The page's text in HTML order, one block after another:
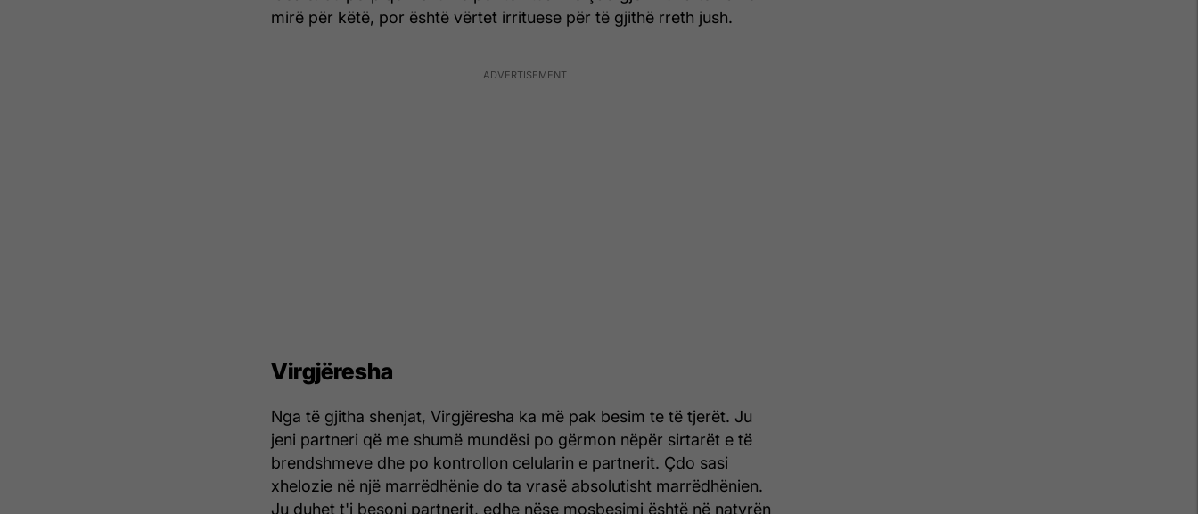
mirë për këtë, por është vërtet irrituese për të gjithë rreth jush.
Virgjëresha
Nga të gjitha shenjat, Virgjëresha ka më pak besim te të tjerët. Ju
jeni partneri që me shumë mundësi po gërmon nëpër sirtarët e të
brendshmeve dhe po kontrollon celularin e partnerit. Çdo sasi
xhelozie në një marrëdhënie do ta vrasë absolutisht marrëdhënien.
Ju duhet t'i besoni partnerit, edhe nëse mosbesimi është në natyrën